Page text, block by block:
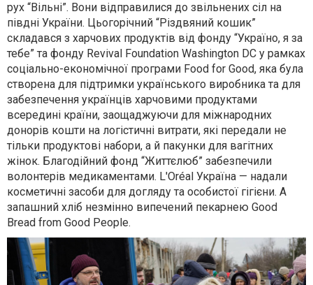
рух “Вільні”. Вони відправилися до звільнених сіл на
півдні України. Цьогорічний “Різдвяний кошик”
складався з харчових продуктів від фонду “Україно, я за
тебе” та фонду Revival Foundation Washington DC у рамках
соціально-економічної програми Food for Good, яка була
створена для підтримки українського виробника та для
забезпечення українців харчовими продуктами
всередині країни, заощаджуючи для міжнародних
донорів кошти на логістичні витрати, які передали не
тільки продуктові набори, а й пакунки для вагітних
жінок. Благодійний фонд “Життєлюб” забезпечили
волонтерів медикаментами. L'Oréal Україна — надали
косметичні засоби для догляду та особистої гігієни. А
запашний хліб незмінно випечений пекарнею Good
Bread from Good People.